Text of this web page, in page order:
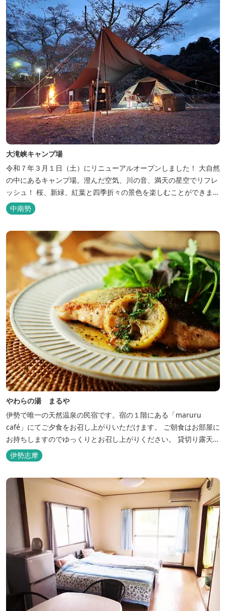
大滝峡キャンプ場
令和７年３月１日（土）にリニューアルオープンしました！ 大自然
の中にあるキャンプ場。澄んだ空気、川の音、満天の星空でリフレ
ッシュ！ 桜、新緑、紅葉と四季折々の景色を楽しむことができま
す。 紀勢自動車道「大宮大台Ic」から車で約10分と好アクセス！
今年の営業は１２月１４日（日）までです！来年は３月１日（日）
からの営業となりますのでよろしくお願いします！ ソロサイト・オ
ートテント...
中南勢
やわらの湯 まるや
伊勢で唯一の天然温泉の民宿です。宿の１階にある「maruru
café」にてご夕食をお召し上がりいただけます。 ご朝食はお部屋に
お持ちしますのでゆっくりとお召し上がりください。 貸切り露天風
呂完備、駅近、夫婦岩まで徒歩15分です。
伊勢志摩